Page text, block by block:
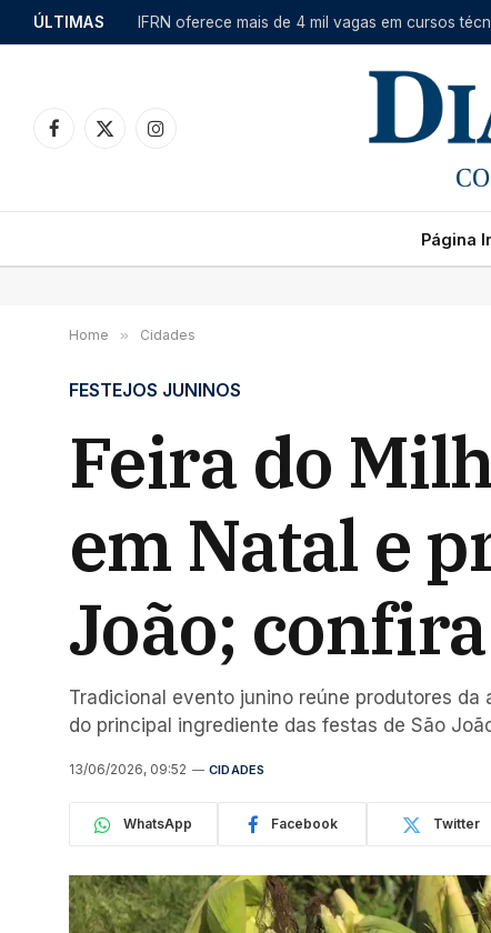
ÚLTIMAS
Facebook
X
Instagram
Página
Home » Cidades
FESTEJOS JUNINOS
Feira do
em Natal e
João;
Tradicional evento junino reúne produtores
do principal ingrediente das festas de São
13/06/2026, 09:52 CIDADES
WhatsApp Facebook Twitter